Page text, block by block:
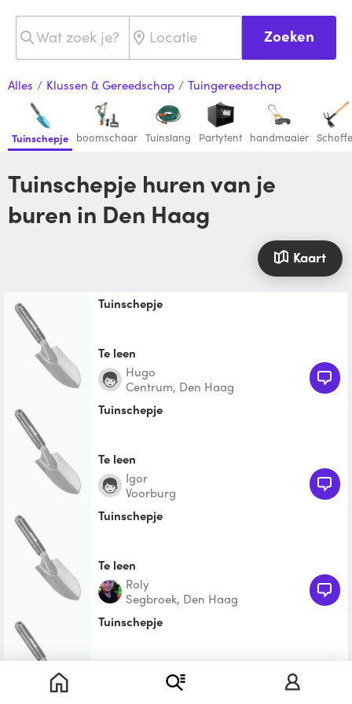
Zoeken
Alles / Klussen & Gereedschap / Tuingereedschap
Tuinschepje boomschaar Tuinslang Partytent handmaaier
Tuinschepje huren van je
buren in Den Haag
Kaart
Tuinschepje
Te leen
Hugo
Centrum, Den Haag
Tuinschepje
Te leen
Igor
Voorburg
Tuinschepje
Te leen
Roly
Segbroek, Den Haag
Tuinschepje